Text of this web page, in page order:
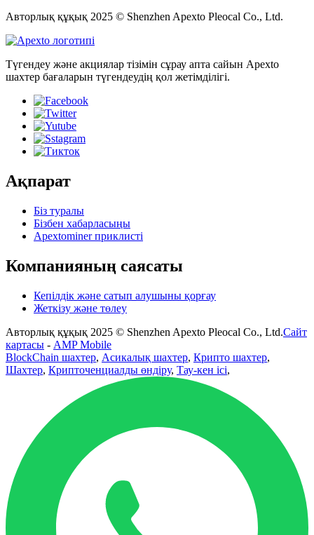
Авторлық құқық 2025 © Shenzhen Apexto Pleocal Co., Ltd.
Түгендеу және акциялар тізімін сұрау апта сайын Apexto
шахтер бағаларын түгендеудің қол жетімділігі.
Ақпарат
Біз туралы
Бізбен хабарласыңы
Apextominer приклисті
Компанияның саясаты
Кепілдік және сатып алушыны қорғау
Жеткізу және төлеу
Авторлық құқық 2025 © Shenzhen Apexto Pleocal Co., Ltd.Сайт
картасы - AMP Mobile
BlockChain шахтер, Асикалық шахтер, Крипто шахтер,
Шахтер, Крипточенциалды өндіру, Тау-кен ісі,